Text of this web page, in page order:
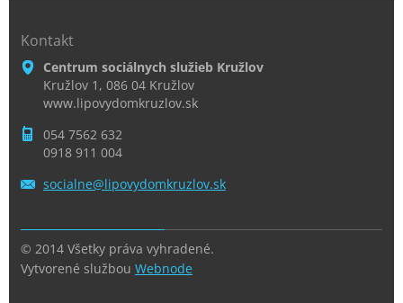
Kontakt
Centrum sociálnych služieb Kružlov
Kružlov 1, 086 04 Kružlov
www.lipovydomkruzlov.sk
054 7562 632
0918 911 004
socialne@lipovydomkruzlov.sk
© 2014 Všetky práva vyhradené.
Vytvorené službou Webnode